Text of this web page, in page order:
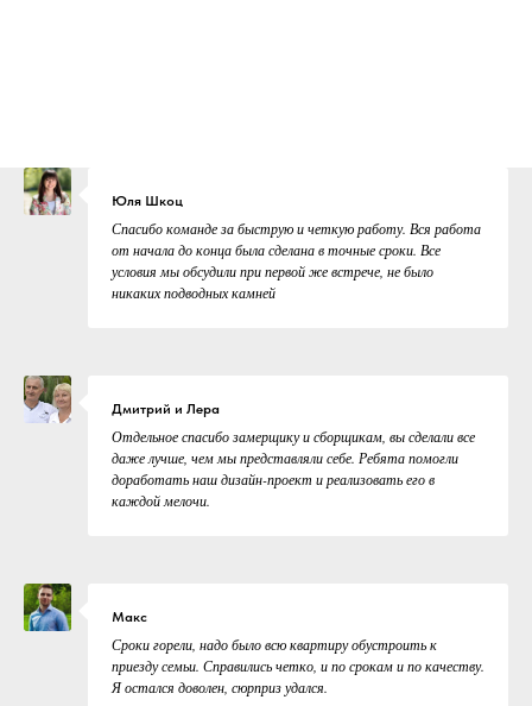
Юля Шкоц
Спасибо команде за быструю и четкую работу. Вся работа
от начала до конца была сделана в точные сроки. Все
условия мы обсудили при первой же встрече, не было
никаких подводных камней
Дмитрий и Лера
Отдельное спасибо замерщику и сборщикам, вы сделали все
даже лучше, чем мы представляли себе. Ребята помогли
доработать наш дизайн-проект и реализовать его в
каждой мелочи.
Макс
Сроки горели, надо было всю квартиру обустроить к
приезду семьи. Справились четко, и по срокам и по качеству.
Я остался доволен, сюрприз удался.